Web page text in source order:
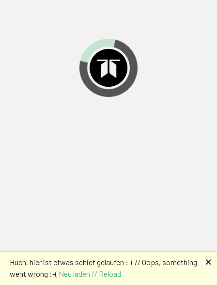
Huch, hier ist etwas schief gelaufen :-( // Oops, something
went wrong :-( Neu laden // Reload
🗙